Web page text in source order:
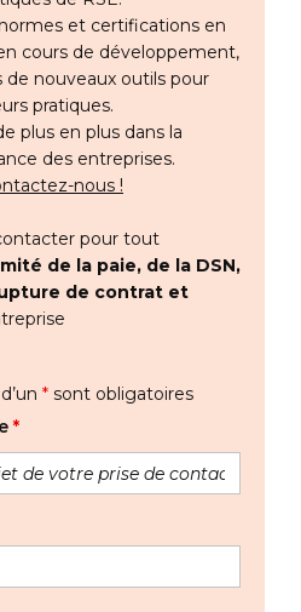
et certifications en
cours de développement,
de nouveaux outils pour
pratiques.
plus en plus dans la
des entreprises.
nous !
pour tout
de la paie, de la DSN,
de contrat et
* sont obligatoires
*